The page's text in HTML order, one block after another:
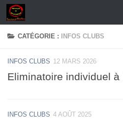
Skip to content
CATÉGORIE : INFOS CLUBS
INFOS CLUBS 12 MARS 2026
Eliminatoire individuel
INFOS CLUBS 4 AOÛT 2025